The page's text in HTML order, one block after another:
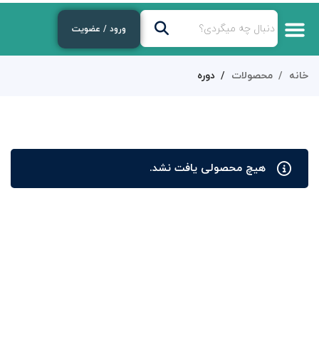
ورود / عضویت
خانه محصولات دوره
هیچ محصولی یافت نشد.